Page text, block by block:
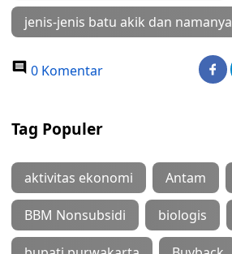
jenis-jenis batu akik dan namanya
0 Komentar
Tag Populer
aktivitas ekonomi Antam
BBM Nonsubsidi biologis